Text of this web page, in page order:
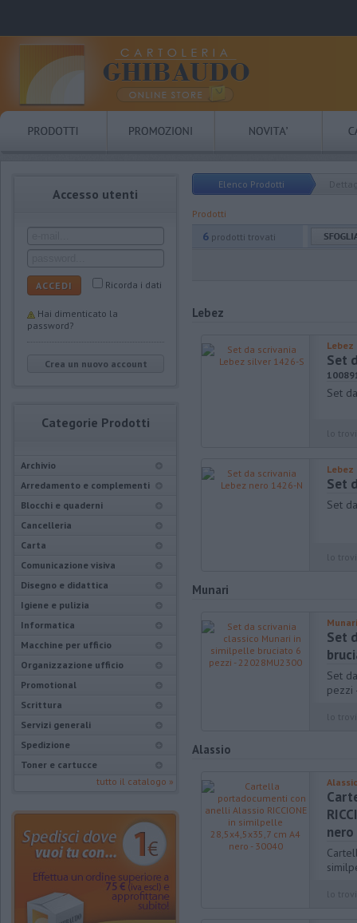
Accesso utenti
ACCEDI Ricorda i dati
Hai dimenticato la
password?
Crea un nuovo account
Categorie Prodotti
Archivio
Arredamento e complementi
Blocchi e quaderni
Cancelleria
Carta
Comunicazione visiva
Disegno e didattica
Igiene e pulizia
Informatica
Macchine per ufficio
Organizzazione ufficio
Promotional
Scrittura
Servizi generali
Spedizione
Toner e cartucce
tutto il catalogo »
Elenco Prodotti
Prodotti
6 prodotti trovati
Lebez
Lebez
Set
Set
Lebez
Set
Set
Munari
Munari
Set
Set
pezzi
Alassio